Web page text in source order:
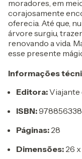
moradores, em
corajosamente
oferecia. Até que,
árvore surgiu,
renovando a vida.
esse presente
Informações
Editora:Viajante
ISBN:
Páginas: 28
Dimensões: 26